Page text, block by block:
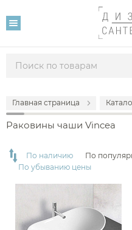
Главная страница
Раковины чаши Vincea
5 260
По наличию По
По убыванию цены